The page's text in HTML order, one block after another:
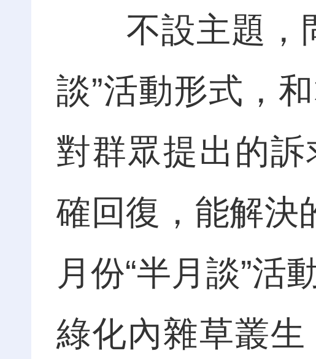
不設主題，問
談”活動形式，
對群眾提出的
確回復，能解決
月份“半月談”活
綠化內雜草叢